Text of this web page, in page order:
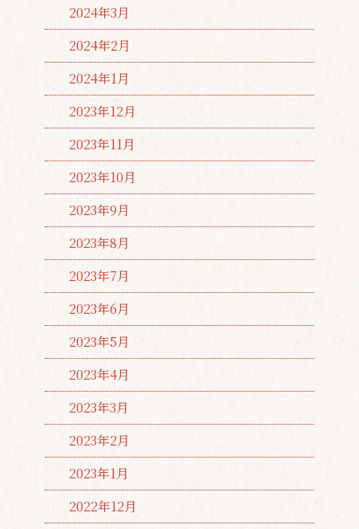
2024年3月
2024年2月
2024年1月
2023年12月
2023年11月
2023年10月
2023年9月
2023年8月
2023年7月
2023年6月
2023年5月
2023年4月
2023年3月
2023年2月
2023年1月
2022年12月